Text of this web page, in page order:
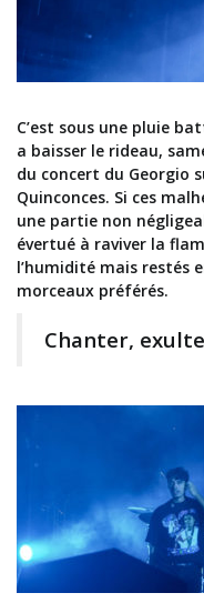
C’est sous une pluie
a baisser le rideau,
du concert du Georgio
Quinconces. Si ces
une partie non
évertué à raviver la
l’humidité mais restés
morceaux préférés.
Chanter,